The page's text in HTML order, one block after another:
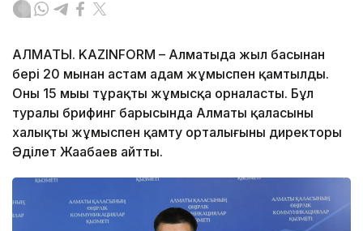
АЛМАТЫ. KAZINFORM – Алматыда жыл басынан
бері 20 мыңнан астам адам жұмыспен қамтылды.
Оның 15 мыңы тұрақты жұмысқа орналасты. Бұл
туралы брифинг барысында Алматы қаласының
халықты жұмыспен қамту орталығының директоры
Әділет Жаңабаев айтты.